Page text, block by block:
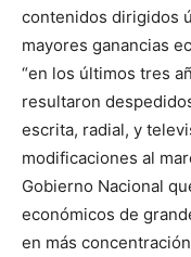
contenidos dirigidos
mayores ganancias
“en los últimos tres
resultaron
escrita, radial, y
modificaciones al
Gobierno Nacional
económicos de
en más